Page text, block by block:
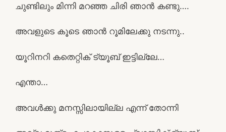
ചുണ്ടിലും മിന്നി മറഞ്ഞ ചിരി ഞാൻ കണ്ടു….
അവളുടെ കൂടെ ഞാൻ റൂമിലേക്കു നടന്നു..
യൂറിനറി കതെറ്റിക്‌ ട്യൂബ് ഇട്ടില്ലേ…
എന്താ…
അവൾക്കു മനസ്സിലായില്ല എന്ന് തോന്നി